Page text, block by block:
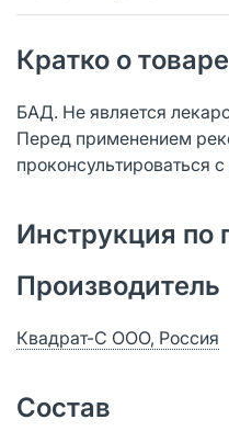
Кратко о товаре
БАД. Не является
Перед применением
проконсультироваться
Инструкция
Производитель
Квадрат-С ООО, Россия
Состав